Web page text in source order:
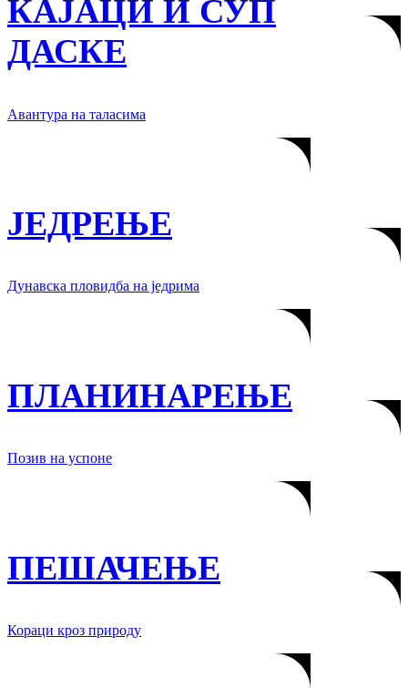
КАЈАЦИ И СУП
ДАСКЕ
Авантура на таласима
ЈЕДРЕЊЕ
Дунавска пловидба на једрима
ПЛАНИНАРЕЊЕ
Позив на успоне
ПЕШАЧЕЊЕ
Кораци кроз природу